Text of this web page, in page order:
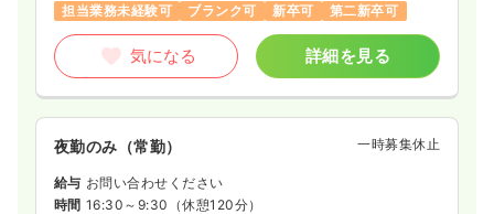
担当業務未経験可
ブランク可 新卒可 第二新卒可
気になる 詳細を見る
夜勤のみ（常勤） 一時募集休止
給与 お問い合わせください
時間 16:30～9:30 （休憩120分）